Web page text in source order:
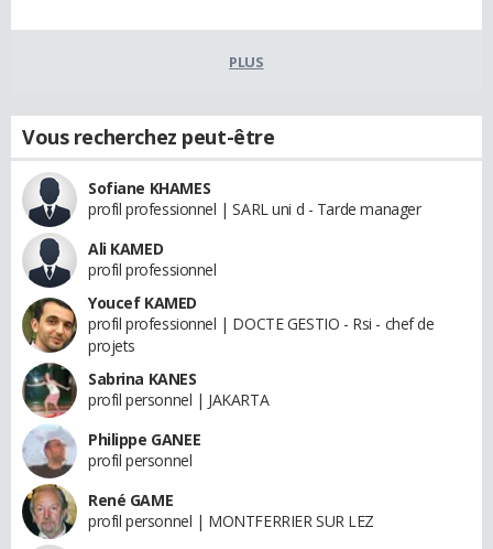
PLUS
Vous recherchez peut-être
Sofiane KHAMES
profil professionnel | SARL uni d - Tarde manager
Ali KAMED
profil professionnel
Youcef KAMED
profil professionnel | DOCTE GESTIO - Rsi - chef de
projets
Sabrina KANES
profil personnel | JAKARTA
Philippe GANEE
profil personnel
René GAME
profil personnel | MONTFERRIER SUR LEZ